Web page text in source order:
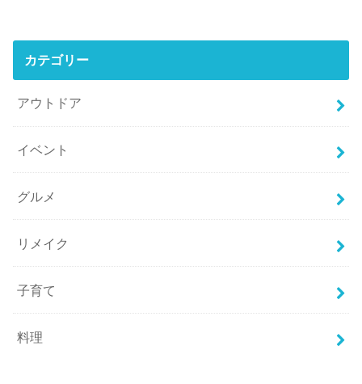
カテゴリー
アウトドア
イベント
グルメ
リメイク
子育て
料理